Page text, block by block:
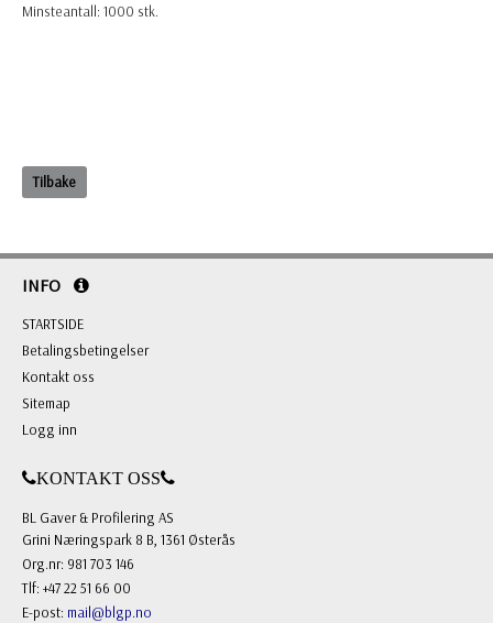
Minsteantall: 1000 stk.
Tilbake
INFO
STARTSIDE
Betalingsbetingelser
Kontakt oss
Sitemap
Logg inn
KONTAKT OSS
BL Gaver & Profilering AS
Grini Næringspark 8 B, 1361 Østerås
Org.nr: 981 703 146
Tlf: +47 22 51 66 00
E-post: mail@blgp.no